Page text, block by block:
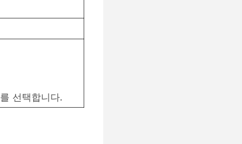
를 선택합니다.